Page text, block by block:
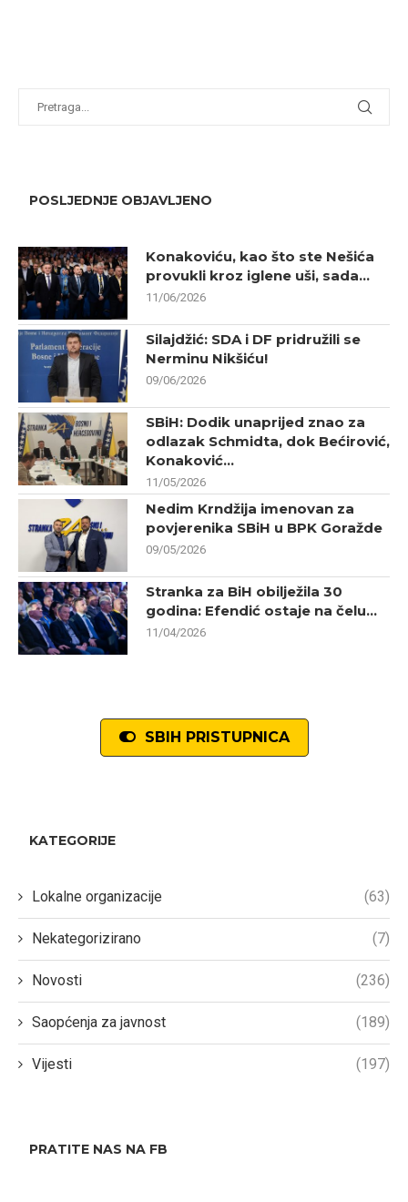
POSLJEDNJE OBJAVLJENO
Konakoviću, kao što ste Nešića
provukli kroz iglene uši, sada...
11/06/2026
Silajdžić: SDA i DF pridružili se
Nerminu Nikšiću!
09/06/2026
SBiH: Dodik unaprijed znao za
odlazak Schmidta, dok Bećirović,
Konaković...
11/05/2026
Nedim Krndžija imenovan za
povjerenika SBiH u BPK Goražde
09/05/2026
Stranka za BiH obilježila 30
godina: Efendić ostaje na čelu...
11/04/2026
SBIH PRISTUPNICA
KATEGORIJE
Lokalne organizacije (63)
Nekategorizirano (7)
Novosti (236)
Saopćenja za javnost (189)
Vijesti (197)
PRATITE NAS NA FB